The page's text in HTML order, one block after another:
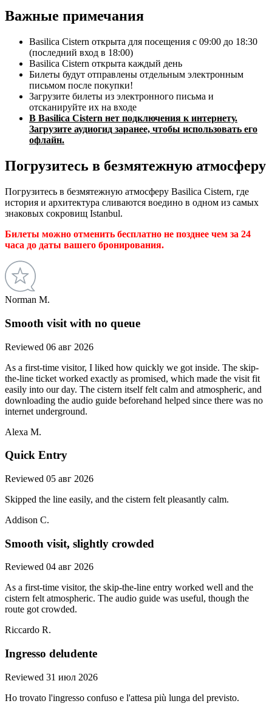
Важные примечания
Basilica Cistern открыта для посещения с 09:00 до 18:30
(последний вход в 18:00)
Basilica Cistern открыта каждый день
Билеты будут отправлены отдельным электронным
письмом после покупки!
Загрузите билеты из электронного письма и
отсканируйте их на входе
В Basilica Cistern нет подключения к интернету.
Загрузите аудиогид заранее, чтобы использовать его
офлайн.
Погрузитесь в безмятежную атмосферу
Погрузитесь в безмятежную атмосферу Basilica Cistern, где
история и архитектура сливаются воедино в одном из самых
знаковых сокровищ Istanbul.
Билеты можно отменить бесплатно не позднее чем за 24
часа до даты вашего бронирования.
Norman M.
Smooth visit with no queue
Reviewed 06 авг 2026
As a first-time visitor, I liked how quickly we got inside. The skip-
the-line ticket worked exactly as promised, which made the visit fit
easily into our day. The cistern itself felt calm and atmospheric, and
downloading the audio guide beforehand helped since there was no
internet underground.
Alexa M.
Quick Entry
Reviewed 05 авг 2026
Skipped the line easily, and the cistern felt pleasantly calm.
Addison C.
Smooth visit, slightly crowded
Reviewed 04 авг 2026
As a first-time visitor, the skip-the-line entry worked well and the
cistern felt atmospheric. The audio guide was useful, though the
route got crowded.
Riccardo R.
Ingresso deludente
Reviewed 31 июл 2026
Ho trovato l'ingresso confuso e l'attesa più lunga del previsto.